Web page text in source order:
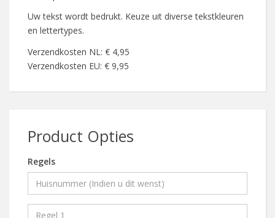
Uw tekst wordt bedrukt. Keuze uit diverse tekstkleuren
en lettertypes.
Verzendkosten NL: € 4,95
Verzendkosten EU: € 9,95
Product Opties
Regels